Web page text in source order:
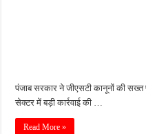
पंजाब सरकार ने जीएसटी कानूनों की
सेक्टर में बड़ी कार्रवाई की …
Read More »